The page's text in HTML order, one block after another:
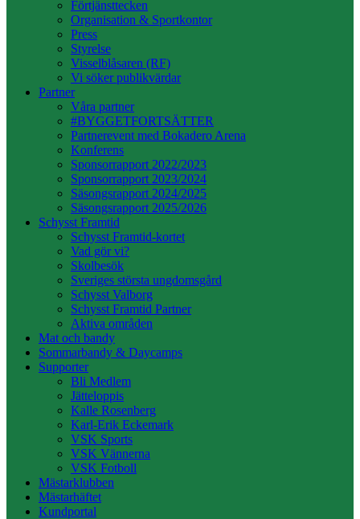
Förtjänsttecken
Organisation & Sportkontor
Press
Styrelse
Visselblåsaren (RF)
Vi söker publikvärdar
Partner
Våra partner
#BYGGETFORTSÄTTER
Partnerevent med Bokadero Arena
Konferens
Sponsorrapport 2022/2023
Sponsorrapport 2023/2024
Säsongsrapport 2024/2025
Säsongsrapport 2025/2026
Schysst Framtid
Schysst Framtid-kortet
Vad gör vi?
Skolbesök
Sveriges största ungdomsgård
Schysst Valborg
Schysst Framtid Partner
Aktiva områden
Mat och bandy
Sommarbandy & Daycamps
Supporter
Bli Medlem
Jätteloppis
Kalle Rosenberg
Karl-Erik Eckemark
VSK Sports
VSK Vännerna
VSK Fotboll
Mästarklubben
Mästarhäftet
Kundportal